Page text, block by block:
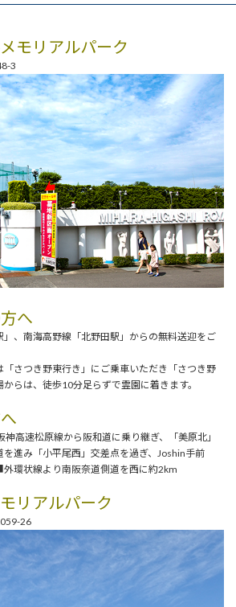
モリアルパーク
3
へ
、南海高野線「北野田駅」からの無料送迎をご
さつき野東行き」にご乗車いただき「さつき野
らは、徒歩10分足らずで霊園に着きます。
高速松原線から阪和道に乗り継ぎ、「美原北」
進み「小平尾西」交差点を過ぎ、Joshin手前
環状線より南阪奈道側道を西に約2km
リアルパーク
26